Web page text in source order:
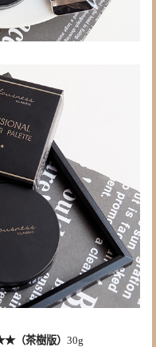
（茶樹版） 30g